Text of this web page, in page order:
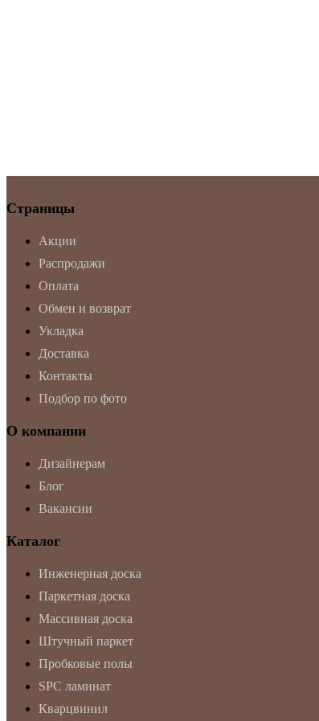
Страницы
Акции
Распродажи
Оплата
Обмен и возврат
Укладка
Доставка
Контакты
Подбор по фото
О компании
Дизайнерам
Блог
Вакансии
Каталог
Инженерная доска
Паркетная доска
Массивная доска
Штучный паркет
Пробковые полы
SPC ламинат
Кварцвинил